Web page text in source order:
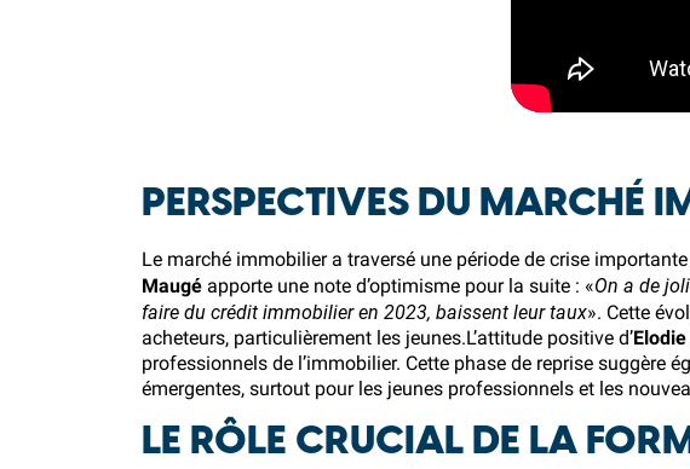
PERSPECTIVES DU MARCHÉ
Le marché immobilier a traversé une période de crise
Maugé apporte une note d’optimisme pour la suite : «On a de
faire du crédit immobilier en 2023, baissent leur taux». Cette
acheteurs, particulièrement les jeunes.L’attitude positive d’
professionnels de l’immobilier. Cette phase de reprise suggère
émergentes, surtout pour les jeunes professionnels et les
LE RÔLE CRUCIAL DE LA